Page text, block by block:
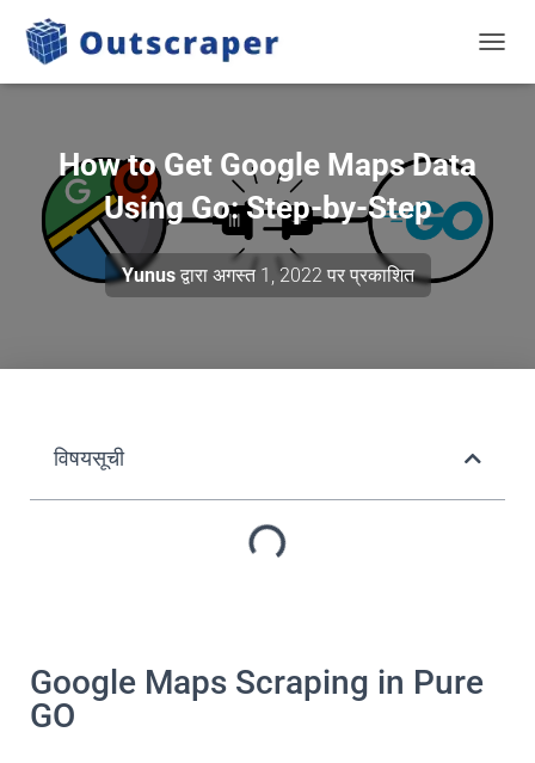
How to Get Google Maps Data
Using Go: Step-by-Step
Yunusद्वारा अगस्त 1, 2022 पर प्रकाशित
विषयसूची
Google Maps Scraping in Pure
GO